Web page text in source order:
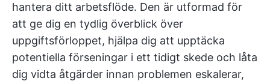
hantera ditt arbetsflöde. Den är utformad för
att ge dig en tydlig överblick över
uppgiftsförloppet, hjälpa dig att upptäcka
potentiella förseningar i ett tidigt skede och låta
dig vidta åtgärder innan problemen eskalerar,